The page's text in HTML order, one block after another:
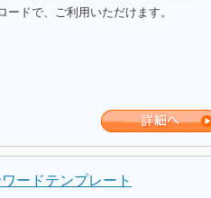
ドで、ご利用いただけます。
ードテンプレート